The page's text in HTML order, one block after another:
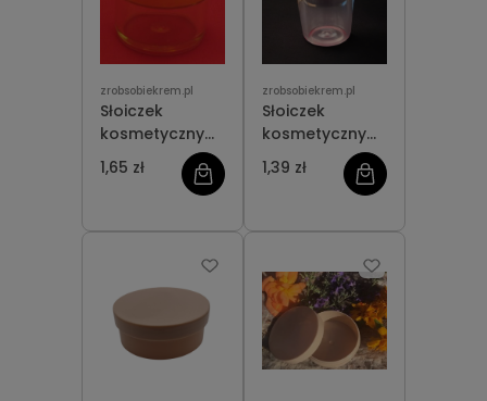
zrobsobiekrem.pl
Słoiczek
kosmetyczny
30 ml
1,65 zł
zrobsobiekrem.pl
Słoiczek
kosmetyczny
wysoki 20 ml
1,39 zł